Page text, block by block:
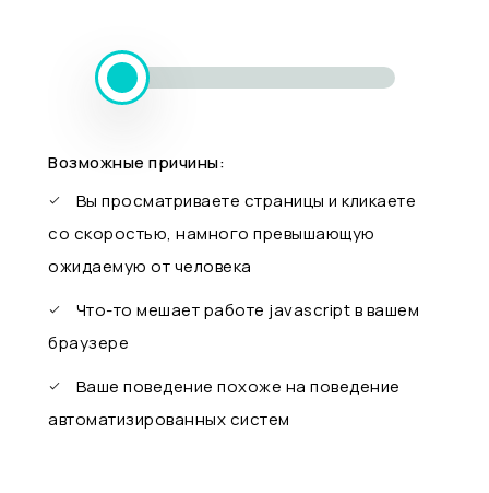
Возможные причины:
Вы просматриваете страницы и кликаете
со скоростью, намного превышающую
ожидаемую от человека
Что-то мешает работе javascript в вашем
браузере
Ваше поведение похоже на поведение
автоматизированных систем